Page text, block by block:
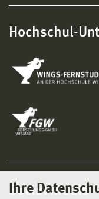
Ihre
Hochschul-
Social Media